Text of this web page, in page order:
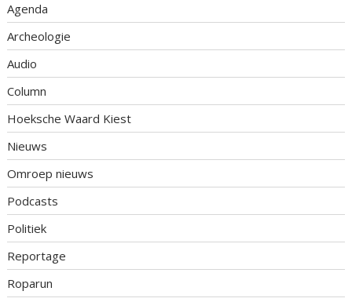
Agenda
Archeologie
Audio
Column
Hoeksche Waard Kiest
Nieuws
Omroep nieuws
Podcasts
Politiek
Reportage
Roparun